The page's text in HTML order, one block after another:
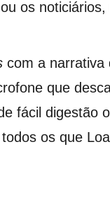
os
com a
que
fácil digestão
os que